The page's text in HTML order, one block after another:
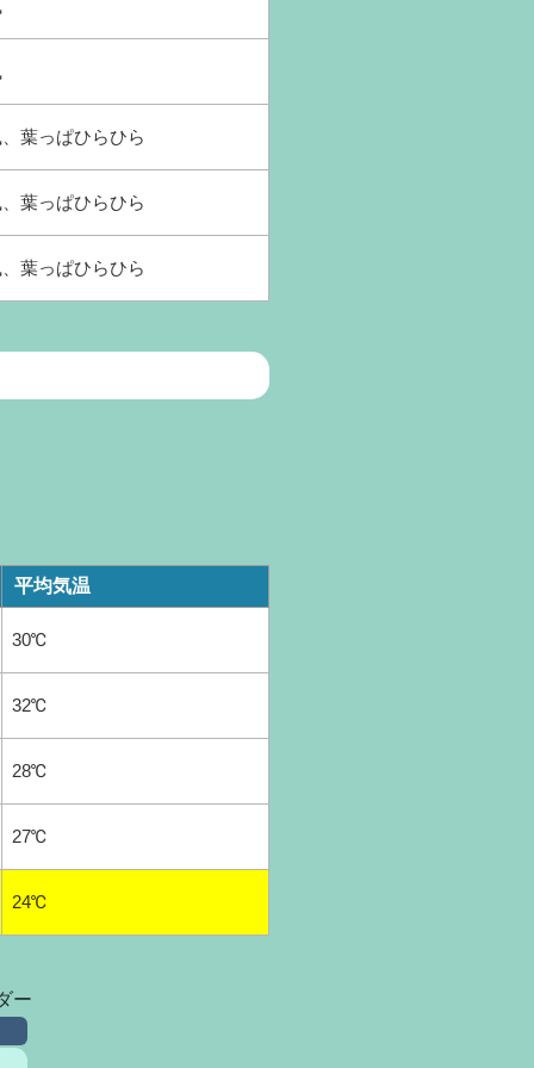
葉っぱひらひら
葉っぱひらひら
葉っぱひらひら
平均気温
30℃
32℃
28℃
27℃
24℃
ー